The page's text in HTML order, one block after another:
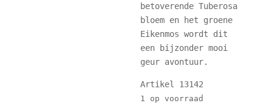
betoverende Tuberosa
bloem en het groene
Eikenmos wordt dit
een bijzonder mooi
geur avontuur.
Artikel 13142
1 op voorraad